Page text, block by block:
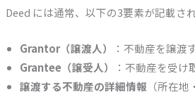
Deed には通常、以下の3要素が記載され
Grantor（譲渡人）
：不動産を譲渡
Grantee（譲受人）
：不動産を受け
譲渡する不動産の詳細情報 （所在地